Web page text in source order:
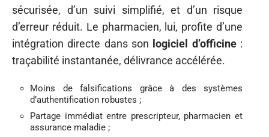
sécurisée, d’un suivi simplifié, et d’un risque
d’erreur réduit. Le pharmacien, lui, profite d’une
intégration directe dans son logiciel d’officine:
traçabilité instantanée, délivrance accélérée.
Moins de falsifications grâce à des systèmes
d’authentification robustes ;
Partage immédiat entre prescripteur, pharmacien et
assurance maladie ;